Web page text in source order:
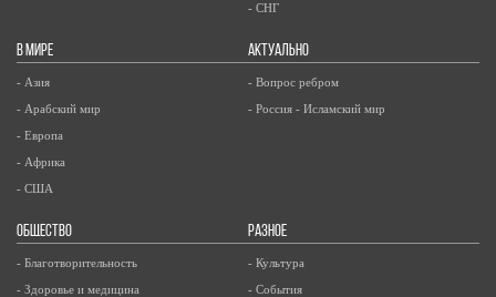
- СНГ
В МИРЕ
- Азия
- Арабский мир
- Европа
- Африка
- США
АКТУАЛЬНО
- Вопрос ребром
- Россия - Исламский мир
ОБЩЕСТВО
- Благотворительность
- Здоровье и медицина
РАЗНОЕ
- Культура
- События